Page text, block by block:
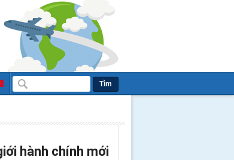
Tìm
hành chính mới